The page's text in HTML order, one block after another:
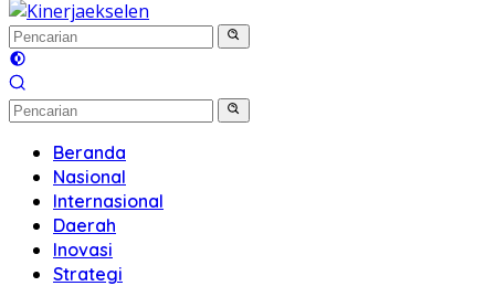
Beranda
Nasional
Internasional
Daerah
Inovasi
Strategi